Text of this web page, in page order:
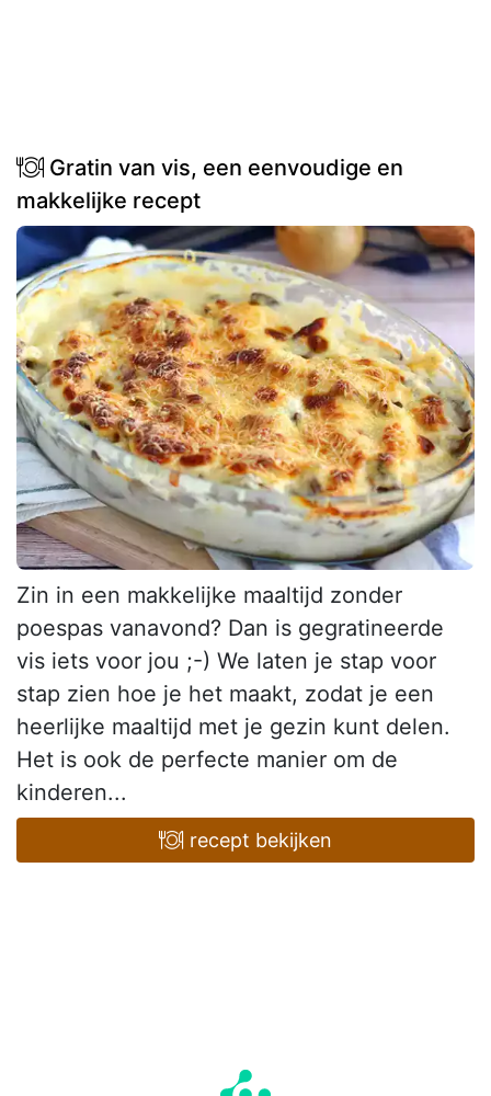
Gratin van vis, een eenvoudige en
makkelijke recept
Zin in een makkelijke maaltijd zonder
poespas vanavond? Dan is gegratineerde
vis iets voor jou ;-) We laten je stap voor
stap zien hoe je het maakt, zodat je een
heerlijke maaltijd met je gezin kunt delen.
Het is ook de perfecte manier om de
kinderen...
recept bekijken